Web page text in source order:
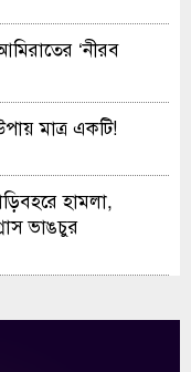
‘নীরব
মাত্র একটি!
হামলা,
ভাঙচুর